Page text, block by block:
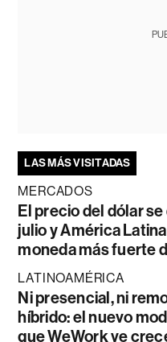
LAS MÁS VISITADAS
MERCADOS
El precio del dólar
julio y América
moneda más fuerte
LATINOAMÉRICA
Ni presencial, ni
híbrido: el nuevo
que WeWork ve